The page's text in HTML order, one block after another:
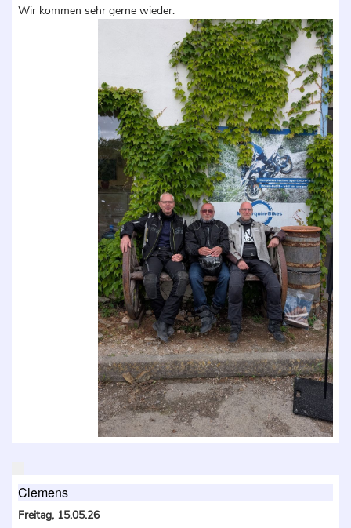
Wir kommen sehr gerne wieder.
Clemens
Freitag, 15.05.26